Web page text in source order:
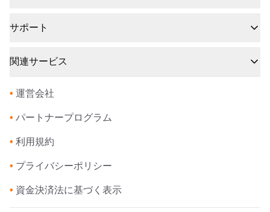
サポート
関連サービス
• 運営会社
• パートナープログラム
• 利用規約
• プライバシーポリシー
• 資金決済法に基づく表示